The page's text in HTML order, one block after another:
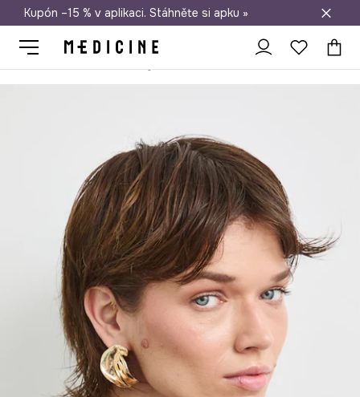
Doprava zdarma při nákupu nad 1 200 Kč
Kupón –15 % v aplikaci. Stáhněte si apku »